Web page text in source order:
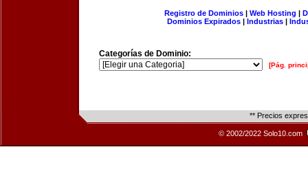
Registro de Dominios| Web Hosting |
Dominios Expirados | Industrias |
Categorías de Dominio:
[Pág.
** Precios
© 2002/2022 Solo10.com